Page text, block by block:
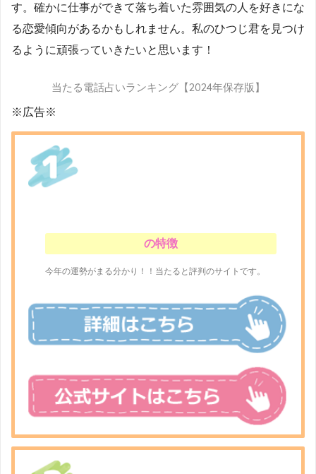
す。確かに仕事ができて落ち着いた雰囲気の人を好きにな
る恋愛傾向があるかもしれません。私のひつじ君を見つけ
るように頑張っていきたいと思います！
当たる電話占いランキング【2024年保存版】
※広告※
の特徴
今年の運勢がまる分かり！！当たると評判のサイトです。